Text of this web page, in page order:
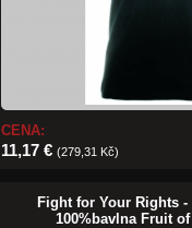
CENA:
11,17 € (279,31 Kč)
Fight for Your Rights
100%bavlna Fruit